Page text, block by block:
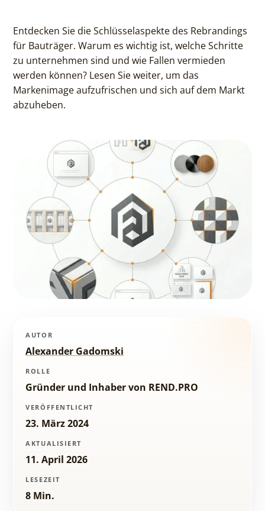
Entdecken Sie die Schlüsselaspekte des Rebrandings
für Bauträger. Warum es wichtig ist, welche Schritte
zu unternehmen sind und wie Fallen vermieden
werden können? Lesen Sie weiter, um das
Markenimage aufzufrischen und sich auf dem Markt
abzuheben.
AUTOR
Alexander Gadomski
ROLLE
Gründer und Inhaber von REND.PRO
VERÖFFENTLICHT
23. März 2024
AKTUALISIERT
11. April 2026
LESEZEIT
8 Min.